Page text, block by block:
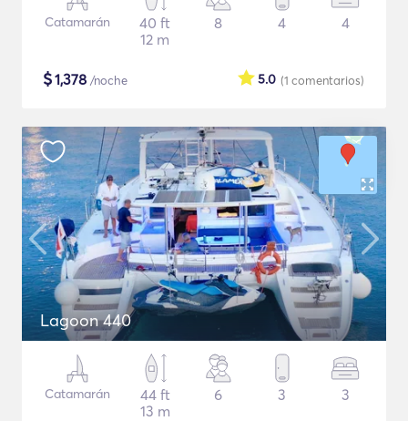
Catamarán
40 ft
12 m
8 4 4
$1,378 /noche (1 comentarios)
5.0
Lagoon 440
Catamarán
44 ft
13 m
6 3 3